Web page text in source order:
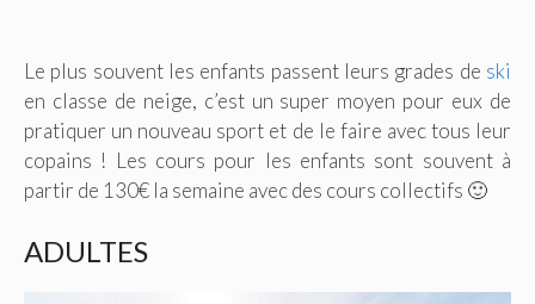
Le plus souvent les enfants passent leurs grades de ski
en classe de neige, c’est un super moyen pour eux de
pratiquer un nouveau sport et de le faire avec tous leur
copains ! Les cours pour les enfants sont souvent à
partir de 130€ la semaine avec des cours collectifs 🙂
ADULTES